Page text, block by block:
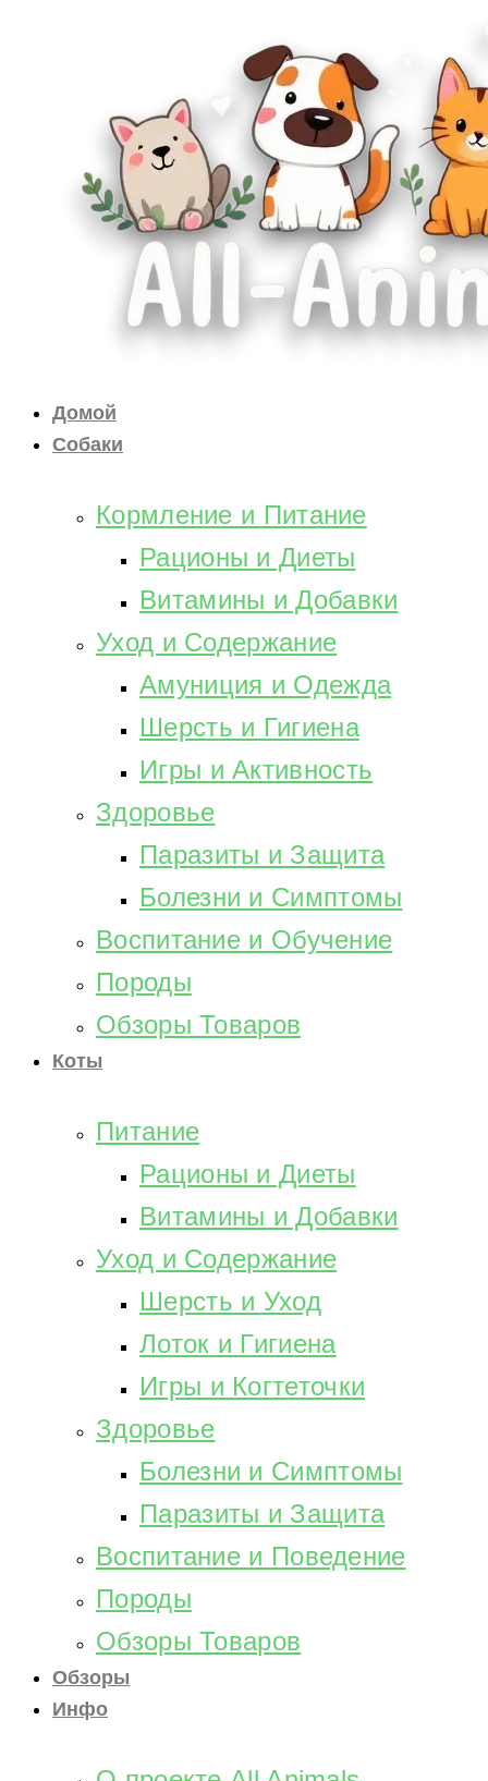
Домой
Собаки
Кормление и Питание
Рационы и Диеты
Витамины и Добавки
Уход и Содержание
Амуниция и Одежда
Шерсть и Гигиена
Игры и Активность
Здоровье
Паразиты и Защита
Болезни и Симптомы
Воспитание и Обучение
Породы
Обзоры Товаров
Коты
Питание
Рационы и Диеты
Витамины и Добавки
Уход и Содержание
Шерсть и Уход
Лоток и Гигиена
Игры и Когтеточки
Здоровье
Болезни и Симптомы
Паразиты и Защита
Воспитание и Поведение
Породы
Обзоры Товаров
Обзоры
Инфо